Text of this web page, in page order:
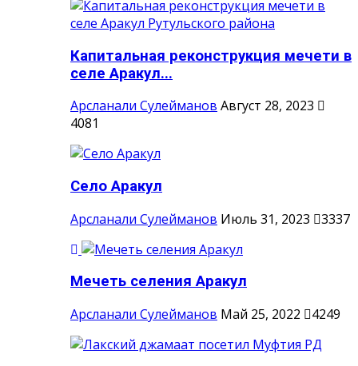
Капитальная реконструкция мечети в
селе Аракул...
Арсланали Сулейманов Август 28, 2023
4081
Село Аракул
Арсланали Сулейманов Июль 31, 2023 3337
Мечеть селения Аракул
Арсланали Сулейманов Май 25, 2022 4249